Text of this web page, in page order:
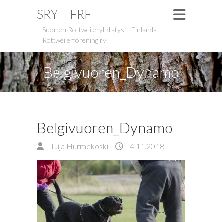
SRY – FRF
Suomen Rottweileryhdistys – Finlands
Rottweilerförening ry
Belgivuoren_Dynamo
Belgivuoren_Dynamo
Tuija Hurmekoski 4.11.2018